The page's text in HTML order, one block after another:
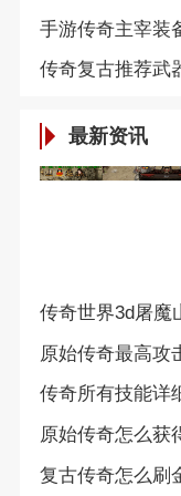
手游传奇主宰装
传奇复古推荐武
最新资讯
传奇世界3d屠魔
原始传奇最高攻
传奇所有技能详
原始传奇怎么获
复古传奇怎么刷